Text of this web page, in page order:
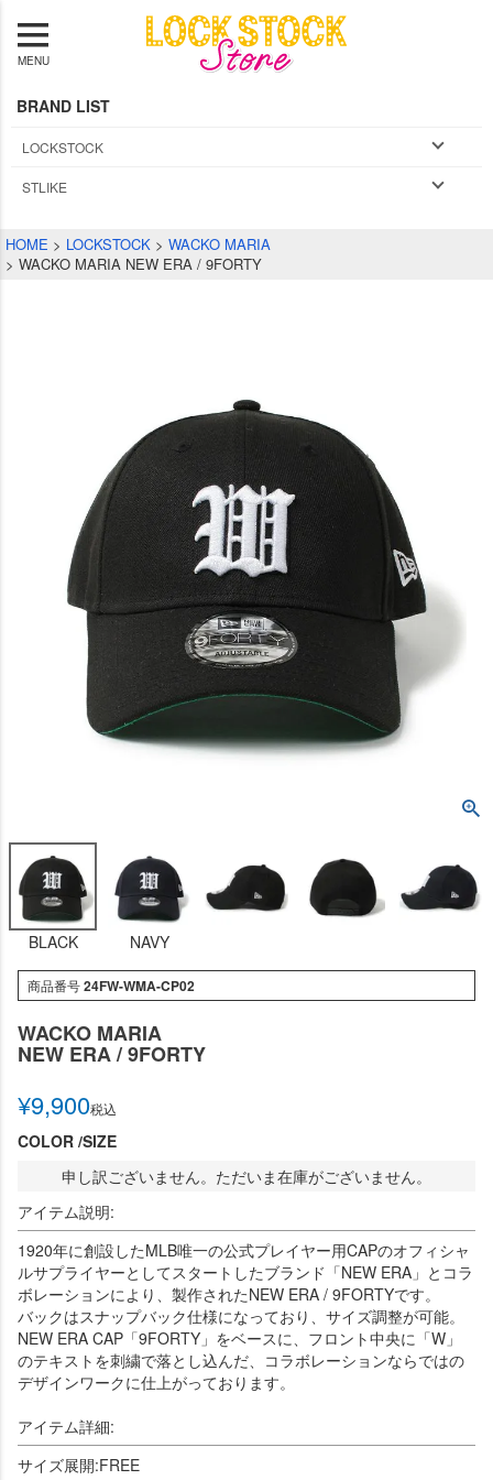
MENU
BRAND LIST
LOCKSTOCK
STLIKE
HOME LOCKSTOCK
WACKO MARIA
WACKO MARIA NEW ERA / 9FORTY
BLACK NAVY
商品番号24FW-WMA-CP02
WACKO MARIA
NEW ERA / 9FORTY
¥9,900税込
COLOR SIZE
申し訳ございません。ただいま在庫がございません。
アイテム説明:
1920年に創設したMLB唯一の公式プレイヤー用CAPのオフィシャ
ルサプライヤーとしてスタートしたブランド「NEW ERA」とコラ
ボレーションにより、製作されたNEW ERA / 9FORTYです。
バックはスナップバック仕様になっており、サイズ調整が可能。
NEW ERA CAP「9FORTY」をベースに、フロント中央に「W」
のテキストを刺繍で落とし込んだ、コラボレーションならではの
デザインワークに仕上がっております。
アイテム詳細:
サイズ展開:FREE